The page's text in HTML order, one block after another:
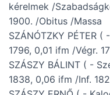
kérelmek /
1900. /Obitus /Massa
SZÁNÓTZKY PÉTER (
1796, 0,01 ifm /Végr.
SZÁSZY BÁLINT ( -
1838, 0,06 ifm /Inf.